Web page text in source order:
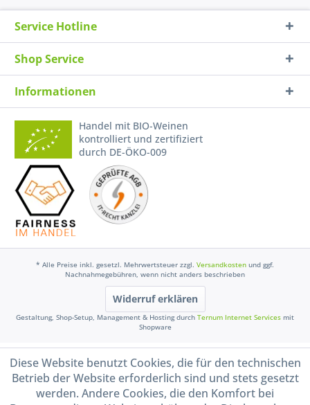
Service Hotline
Shop Service
Informationen
Handel mit BIO-Weinen
kontrolliert und zertifiziert
durch DE-ÖKO-009
* Alle Preise inkl. gesetzl. Mehrwertsteuer zzgl. Versandkosten und ggf.
Nachnahmegebühren, wenn nicht anders beschrieben
Widerruf erklären
Gestaltung, Shop-Setup, Management & Hosting durch Ternum Internet Services mit
Shopware
Diese Website benutzt Cookies, die für den technischen
Betrieb der Website erforderlich sind und stets gesetzt
werden. Andere Cookies, die den Komfort bei